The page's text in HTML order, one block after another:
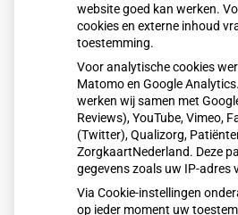
Door de gladheid was het
spoedeisende hulpen.
ouderen met heup- en
andere gewonden meldden zich bij
grote delen van het land gold code
sneeuw en bevriezing.
Lees het hele artikel op: Nationale
website goed kan werken.
cookies en externe inhoud
toestemming.
Voor analytische cookies
Matomo en Google
werken wij samen met
Reviews), YouTube, Vimeo,
(Twitter), Qualizorg,
ZorgkaartNederland. Deze
gegevens zoals uw IP-adres
Via Cookie-instellingen
op ieder moment uw